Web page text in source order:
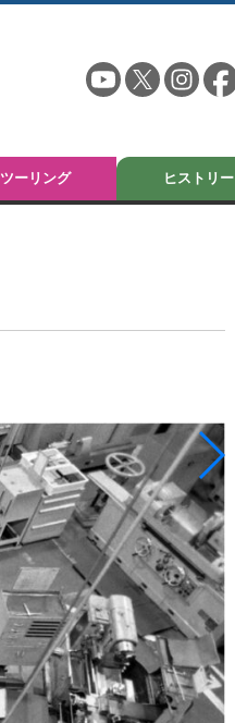
ツーリング ヒストリー